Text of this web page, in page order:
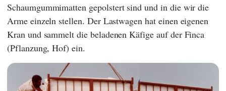
Schaumgummimatten gepolstert sind und in die wir die
Arme einzeln stellen. Der Lastwagen hat einen eigenen
Kran und sammelt die beladenen Käfige auf der Finca
(Pflanzung, Hof) ein.